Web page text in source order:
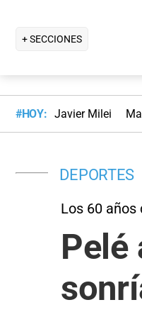
+ SECCIONES
#HOY: Javier Milei
DEPORTES
Los 60 años
Pelé